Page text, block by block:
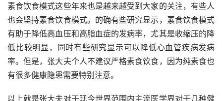
素食饮食模式这些年来也是越来越受到大家的关注，有些人
也会坚持素食饮食模式。的确有些研究显示，素食饮食模式
有助于降低高血压和高脂血症的发病率，尤其是收缩压的降
低比较明显，同时有些研究显示可以降低心血管疾病发病
率。但是，张大夫个人不建议严格素食饮食，因为纯素食也
有很多健康隐患需要特别注意。
以上就是张大夫对于现今世界范围内主流医学界对于几种健